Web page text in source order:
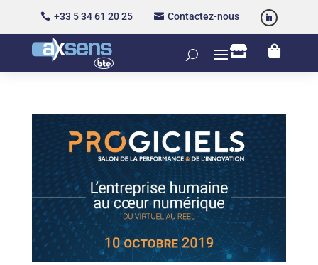
 +33 5 34 61 20 25  Contactez-nous
 